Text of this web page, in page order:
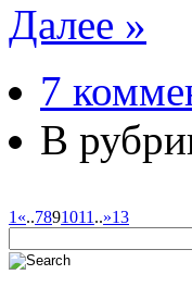
Далее »
7
В
1 «..7891011 ..»13